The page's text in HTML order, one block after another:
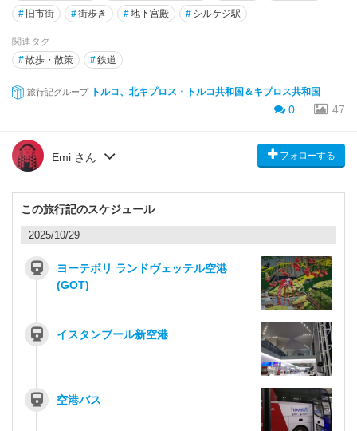
# 旧市街 #街歩き #地下宮殿 # シルケジ駅
関連タグ
#散歩・散策 #鉄道
旅行記グループ トルコ、北キプロス・トルコ共和国＆キプロス共和国
0 47
Emi さん フォローする
この旅行記のスケジュール
2025/10/29
ヨーテボリ ランドヴェッテル空港
(GOT)
イスタンブール新空港
空港バス